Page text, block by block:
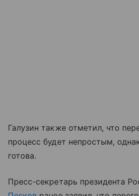
Галузин также отметил, что
процесс будет непростым,
готова.
Пресс-секретарь президента